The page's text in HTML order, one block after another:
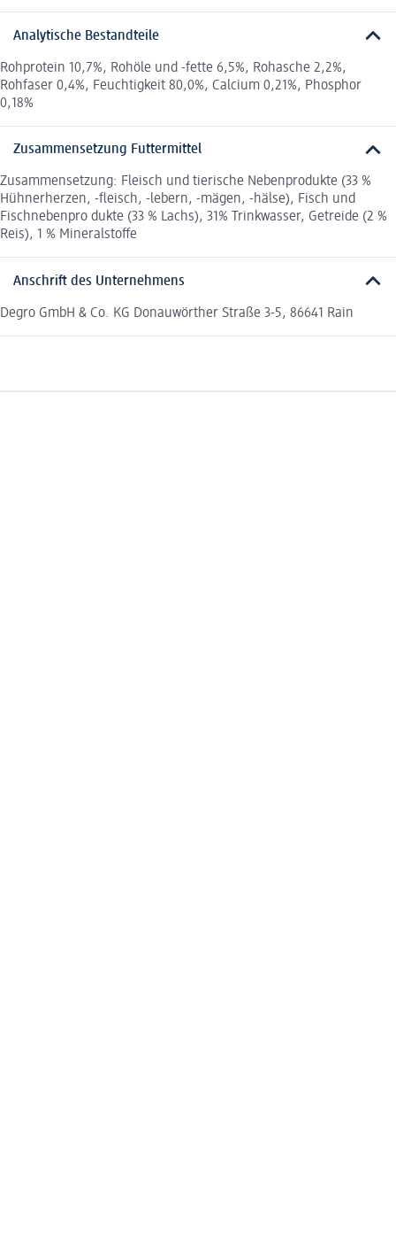
Analytische Bestandteile
Rohprotein 10,7%, Rohöle und -fette 6,5%, Rohasche 2,2%,
Rohfaser 0,4%, Feuchtigkeit 80,0%, Calcium 0,21%, Phosphor
0,18%
Zusammensetzung Futtermittel
Zusammensetzung: Fleisch und tierische Nebenprodukte (33 %
Hühnerherzen, -fleisch, -lebern, -mägen, -hälse), Fisch und
Fischnebenpro dukte (33 % Lachs), 31% Trinkwasser, Getreide (2 %
Reis), 1 % Mineralstoffe
Anschrift des Unternehmens
Degro GmbH & Co. KG Donauwörther Straße 3-5, 86641 Rain